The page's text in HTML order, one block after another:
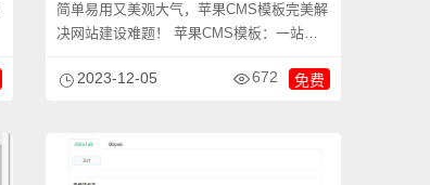
简单易用又美观大气，苹果CMS模板完美解
决网站建设难题！ 苹果CMS模板：一站解
2023-12-05 672 免费